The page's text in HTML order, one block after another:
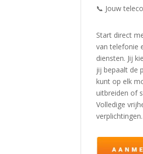
📞 Jouw
Start direct
van telefonie
diensten. Jij
jij bepaalt de
kunt op elk
uitbreiden of
Volledige
verplichtingen.